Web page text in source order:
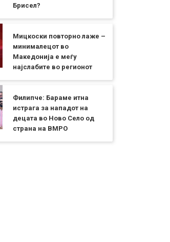
Брисел?
Мицкоски повторно лаже –
минималецот во
Македонија е меѓу
најслабите во регионот
Филипче: Бараме итна
истрага за нападот на
децата во Ново Село од
страна на ВМРО